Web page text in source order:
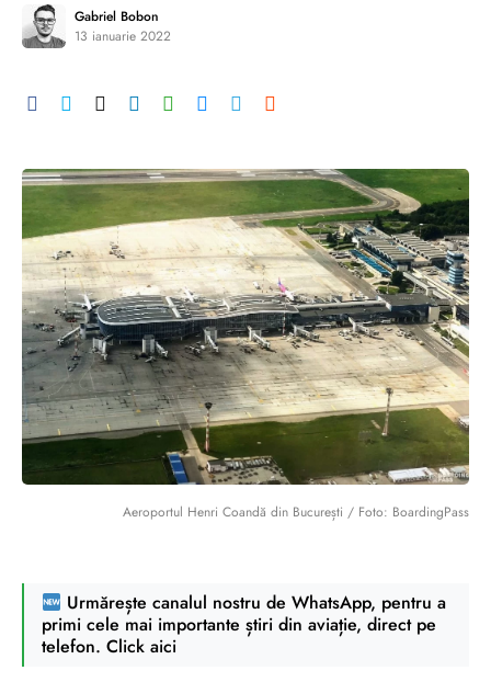
Gabriel Bobon
13 ianuarie 2022
Aeroportul Henri Coandă din București / Foto: BoardingPass
Urmărește canalul nostru de WhatsApp, pentru a
primi cele mai importante știri din aviație, direct pe
telefon. Click aici